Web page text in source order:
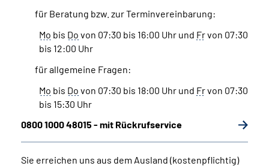
für Beratung bzw. zur Terminvereinbarung:
Mo bis Do von 07:30 bis 16:00 Uhr und Frvon 07:30
bis 12:00 Uhr
für allgemeine Fragen:
Mo bis Do von 07:30 bis 18:00 Uhr und Frvon 07:30
bis 15:30 Uhr
0800 1000 48015 - mit Rückrufservice
Sie erreichen uns aus dem Ausland (kostenpflichtig)